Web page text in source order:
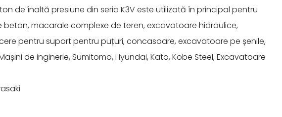
de înaltă presiune din seria K3V este utilizată în principal pentru
macarale complexe de teren, excavatoare hidraulice,
pentru suport pentru puțuri, concasoare, excavatoare pe șenile,
de inginerie, Sumitomo, Hyundai, Kato, Kobe Steel, Excavatoare